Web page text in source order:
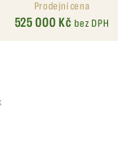
Prodejní cena
525 000 Kčbez DPH